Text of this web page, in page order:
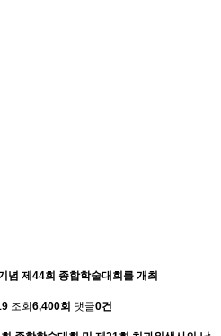
념 제44회 종합학술대회를 개최
조회 6,400회 댓글0건